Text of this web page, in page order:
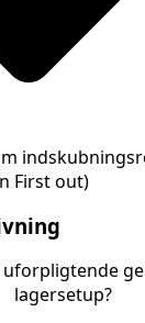
First out)
lagersetup?